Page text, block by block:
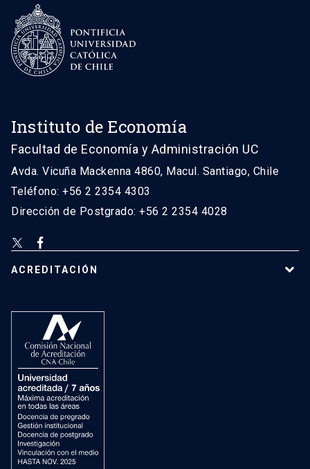
Instituto de Economía
Facultad de Economía y Administración UC
Avda. Vicuña Mackenna 4860, Macul. Santiago, Chile
Teléfono: +56 2 2354 4303
Dirección de Postgrado: +56 2 2354 4028
ACREDITACIÓN